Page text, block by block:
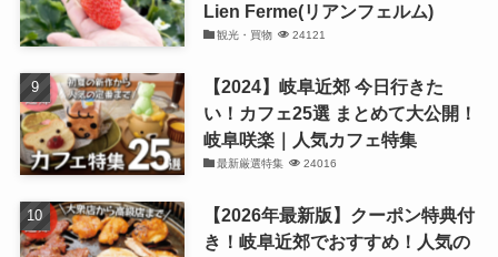
Lien Ferme(リアンフェルム)
観光・買物 24121
【2024】岐阜近郊 今日行きた
い！カフェ25選 まとめて大公開！
岐阜咲楽｜人気カフェ特集
最新厳選特集 24016
【2026年最新版】クーポン特典付
き！岐阜近郊でおすすめ！人気の